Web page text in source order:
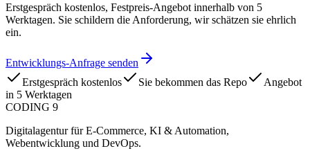
Erstgespräch kostenlos, Festpreis-Angebot innerhalb von 5
Werktagen. Sie schildern die Anforderung, wir schätzen sie ehrlich
ein.
Entwicklungs-Anfrage senden
Erstgespräch kostenlos
Sie bekommen das Repo
Angebot
in 5 Werktagen
CODING 9
Digitalagentur für E-Commerce, KI & Automation,
Webentwicklung und DevOps.